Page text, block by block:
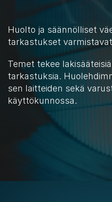
Huolto ja säännölliset
tarkastukset
Temet tekee
tarkastuksia.
sen laitteiden sekä
käyttökunnossa.